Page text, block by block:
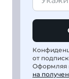
от
Оформляя
на